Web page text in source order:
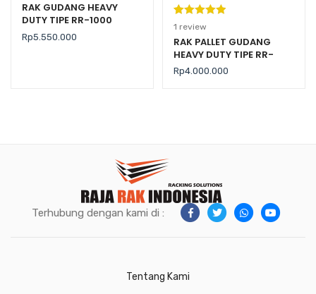
RAK GUDANG HEAVY
DUTY TIPE RR-1000
Rp5.550.000
Peringkat
5.00dari 5
berdasarka
n
1
penilaian
1 review
RAK PALLET GUDANG
HEAVY DUTY TIPE RR-
2000 KAPASITAS 2 TON /
LEVEL
Rp4.000.000
Terhubung dengan kami di :
Tentang Kami